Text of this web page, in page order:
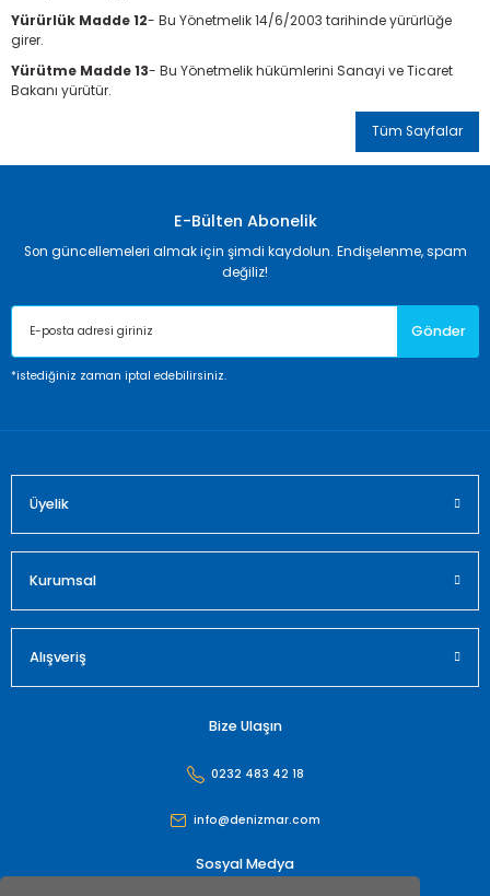
Yürürlük Madde 12- Bu Yönetmelik 14/6/2003 tarihinde yürürlüğe
girer.
Yürütme Madde 13- Bu Yönetmelik hükümlerini Sanayi ve Ticaret
Bakanı yürütür.
Tüm Sayfalar
E-Bülten Abonelik
Son güncellemeleri almak için şimdi kaydolun. Endişelenme, spam
değiliz!
Gönder
*istediğiniz zaman iptal edebilirsiniz.
Üyelik
Kurumsal
Alışveriş
Bize Ulaşın
0232 483 42 18
info@denizmar.com
Sosyal Medya